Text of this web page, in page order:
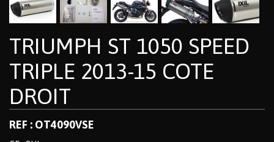
TRIUMPH ST 1050 SPEED
TRIPLE 2013-15 COTE
DROIT
REF : OT4090VSE